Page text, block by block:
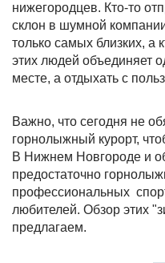
нижегородцев. Кто-то
склон в шумной
только самых близких, а
этих людей объединяет
месте, а отдыхать с
Важно, что сегодня не
горнолыжный курорт,
В Нижнем Новгороде и
предостаточно
профессиональных
любителей. Обзор этих
предлагаем.